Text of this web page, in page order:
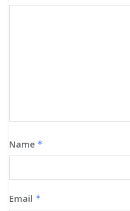
Name *
Email *